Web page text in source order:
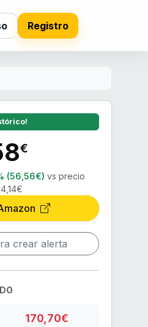
Registro
€
(56,56€)vs precio
crear alerta
170,70€